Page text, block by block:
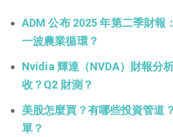
ADM 公布 2025 年第二季財報
一波農業循環？
Nvidia 輝達（NVDA）財報分
收？Q2 財測？
美股怎麼買？有哪些投資管道
單？